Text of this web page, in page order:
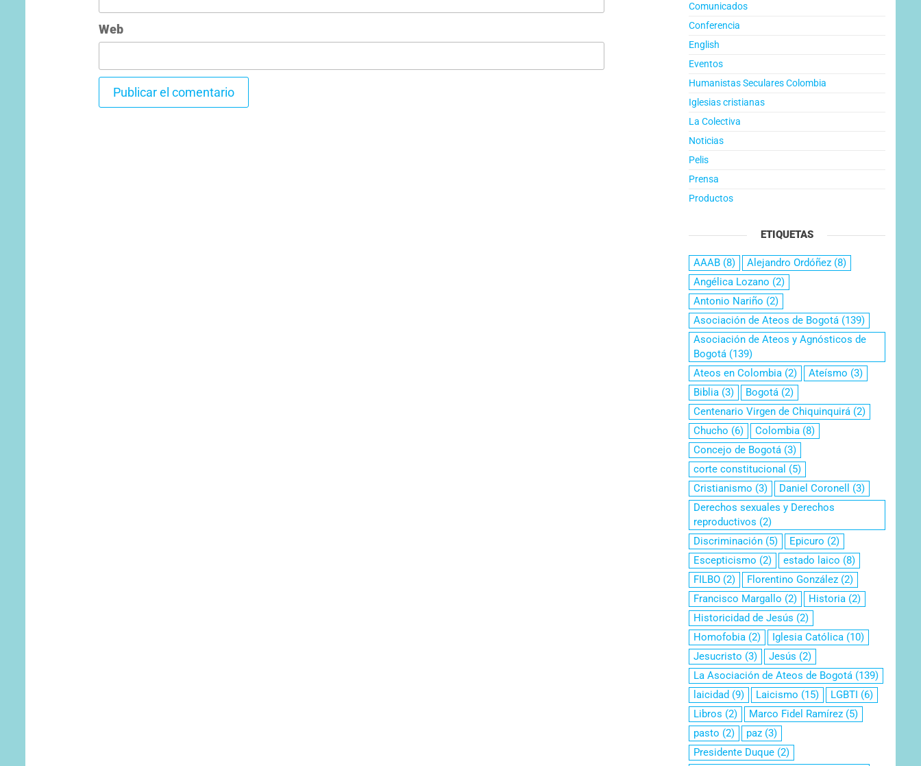
Web
Comunicados
Conferencia
English
Eventos
Humanistas Seculares Colombia
Iglesias cristianas
La Colectiva
Noticias
Pelis
Prensa
Productos
ETIQUETAS
AAAB(8) Alejandro Ordóñez(8)
Angélica Lozano (2)
Antonio Nariño (2)
Asociación de Ateos de Bogotá(139)
Asociación de Ateos y Agnósticos de
Bogotá(139)
Ateos en Colombia(2) Ateísmo (3)
Biblia(3) Bogotá(2)
Centenario Virgen de Chiquinquirá(2)
Chucho (6) Colombia(8)
Concejo de Bogotá(3)
corte constitucional (5)
Cristianismo (3) Daniel Coronell
(3)
Derechos sexuales y Derechos
reproductivos (2)
Discriminación(5) Epicuro (2)
Escepticismo (2) estado laico (8)
FILBO(2) Florentino González(2)
Francisco Margallo (2) Historia(2)
Historicidad de Jesús (2)
Homofobia(2) Iglesia Católica(10)
Jesucristo (3) Jesús (2)
La Asociación de Ateos de Bogotá(139)
laicidad (9) Laicismo (15) LGBTI (6)
Libros (2) Marco Fidel Ramírez(5)
pasto (2) paz(3)
Presidente Duque(2)